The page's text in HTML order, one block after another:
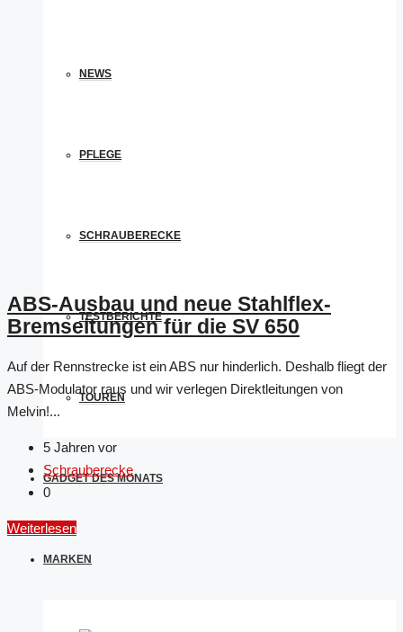
NEWS
PFLEGE
SCHRAUBERECKE
TESTBERICHTE
TOUREN
GADGET DES MONATS
MARKEN
ABS-Ausbau und neue Stahlflex-
Bremseitungen für die SV 650
Auf der Rennstrecke ist ein ABS nur hinderlich. Deshalb fliegt der
ABS-Modulator raus und wir verlegen Direktleitungen von
Melvin!...
5 Jahren vor
Schrauberecke
0
Weiterlesen